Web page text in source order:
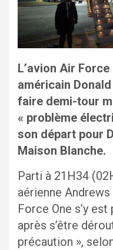
L’avion Air
américain
faire demi-tour
« problème
son départ pour
Maison Blanche.
Parti à 21H34
aérienne
Force One s’y
après s’être
précaution »,